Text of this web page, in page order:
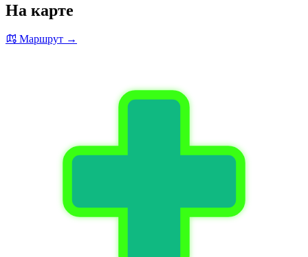
На карте
Маршрут →